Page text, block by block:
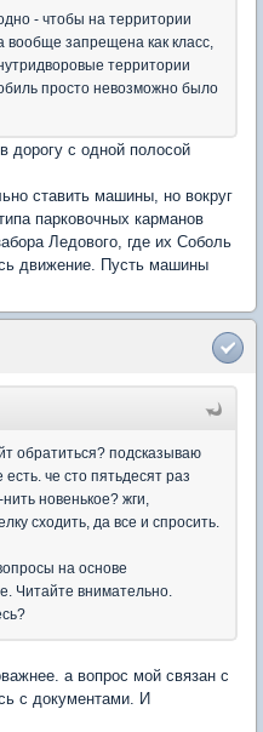
- чтобы на территории
вообще запрещена как класс,
территории
просто невозможно было
дорогу с одной полосой
ставить машины, но вокруг
парковочных карманов
Ледового, где их Соболь
движение. Пусть машины
обратиться? подсказываю
есть. че сто пятьдесят раз
новенькое? жги,
сходить, да все и спросить.
на основе
Читайте внимательно.
а вопрос мой связан с
с документами. И